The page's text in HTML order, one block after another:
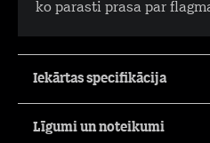
ko parasti prasa par
Iekārtas specifikācija
Līgumi un noteikumi